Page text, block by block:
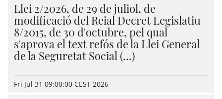
Llei 2/2026, de 29 de juliol, de
modificació del Reial Decret Legislatiu
8/2015, de 30 d'octubre, pel qual
s'aprova el text refós de la Llei General
de la Seguretat Social (...)
Fri Jul 31 09:00:00 CEST 2026